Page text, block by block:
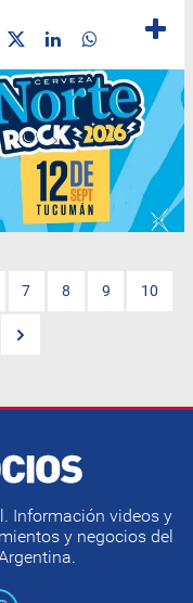
7 8 9 10
Información videos y
y negocios del